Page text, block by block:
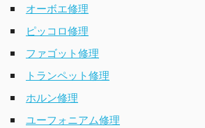
オーボエ修理
ピッコロ修理
ファゴット修理
トランペット修理
ホルン修理
ユーフォニアム修理